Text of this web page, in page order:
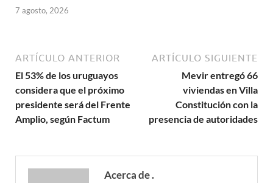
7 agosto, 2026
ARTÍCULO ANTERIOR
El 53% de los uruguayos
considera que el próximo
presidente será del Frente
Amplio, según Factum
ARTÍCULO SIGUIENTE
Mevir entregó 66
viviendas en Villa
Constitución con la
presencia de autoridades
Acerca de .